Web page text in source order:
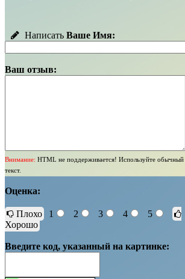
Написать Ваше Имя:
Ваш отзыв:
Внимание: HTML не поддерживается! Используйте обычный
текст.
Оценка:
Плохо 1 2 3 4
5
Хорошо
Введите код, указанный на картинке: